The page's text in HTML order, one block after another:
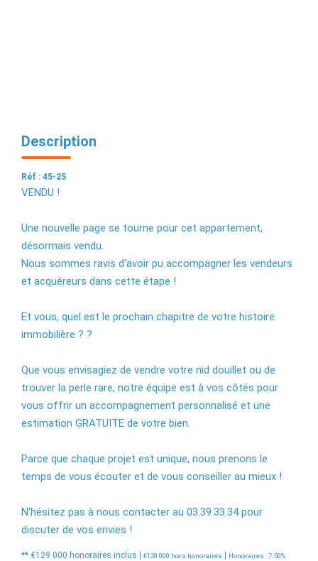
Description
Réf : 45-25
VENDU !
Une nouvelle page se tourne pour cet appartement,
désormais vendu.
Nous sommes ravis d'avoir pu accompagner les vendeurs
et acquéreurs dans cette étape !
Et vous, quel est le prochain chapitre de votre histoire
immobilière ? ?
Que vous envisagiez de vendre votre nid douillet ou de
trouver la perle rare, notre équipe est à vos côtés pour
vous offrir un accompagnement personnalisé et une
estimation GRATUITE de votre bien.
Parce que chaque projet est unique, nous prenons le
temps de vous écouter et de vous conseiller au mieux !
N'hésitez pas à nous contacter au 03.39.33.34 pour
discuter de vos envies !
** €129 000 honoraires inclus | €120 000 hors honoraires | Honoraires : 7.50%